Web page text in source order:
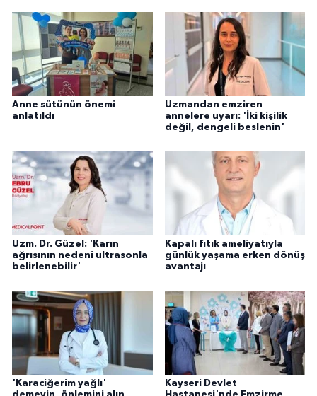
Anne sütünün önemi
anlatıldı
Uzmandan emziren
annelere uyarı: 'İki kişilik
değil, dengeli beslenin'
Uzm. Dr. Güzel: 'Karın
ağrısının nedeni ultrasonla
belirlenebilir'
Kapalı fıtık ameliyatıyla
günlük yaşama erken dönüş
avantajı
'Karaciğerim yağlı'
Kayseri Devlet